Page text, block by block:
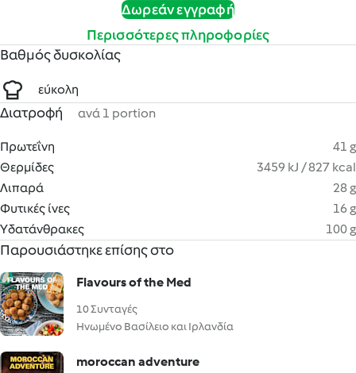
Δωρεάν εγγραφή
Περισσότερες πληροφορίες
Βαθμός δυσκολίας
εύκολη
Διατροφή ανά 1 portion
Πρωτεΐνη
41 g
Θερμίδες
3459 kJ / 827 kcal
Λιπαρά
28 g
Φυτικές ίνες
16 g
Υδατάνθρακες
100 g
Παρουσιάστηκε επίσης στο
Flavours of the Med
10 Συνταγές
Ηνωμένο Βασίλειο και Ιρλανδία
moroccan adventure